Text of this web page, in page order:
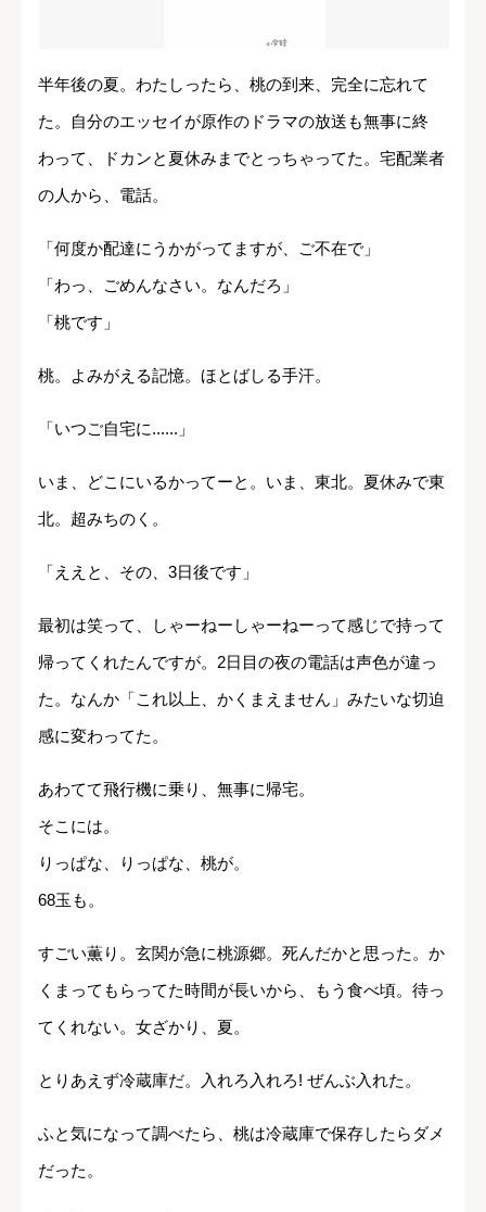
半年後の夏。わたしったら、桃の到来、完全に忘れて
た。自分のエッセイが原作のドラマの放送も無事に終
わって、ドカンと夏休みまでとっちゃってた。宅配業者
の人から、電話。
「何度か配達にうかがってますが、ご不在で」
「わっ、ごめんなさい。なんだろ」
「桃です」
桃。よみがえる記憶。ほとばしる手汗。
「いつご自宅に......」
いま、どこにいるかってーと。いま、東北。夏休みで東
北。超みちのく。
「ええと、その、3日後です」
最初は笑って、しゃーねーしゃーねーって感じで持って
帰ってくれたんですが。2日目の夜の電話は声色が違っ
た。なんか「これ以上、かくまえません」みたいな切迫
感に変わってた。
あわてて飛行機に乗り、無事に帰宅。
そこには。
りっぱな、りっぱな、桃が。
68玉も。
すごい薫り。玄関が急に桃源郷。死んだかと思った。か
くまってもらってた時間が長いから、もう食べ頃。待っ
てくれない。女ざかり、夏。
とりあえず冷蔵庫だ。入れろ入れろ! ぜんぶ入れた。
ふと気になって調べたら、桃は冷蔵庫で保存したらダメ
だった。